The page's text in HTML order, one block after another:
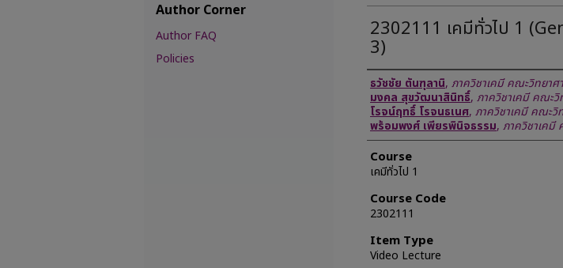
2302111 เคมีทั่วไป 1
3)
Lecturer
ธวัชชัย ตันฑุลานิ, ภาควิชาเคมี คณะวิทยาศ
มงคล สุขวัฒนาสินิทธิ์, ภาควิชาเคมี คณะวิ
โรจน์ฤทธิ์ โรจนธเนศ, ภาควิชาเคมี คณะวิ
พร้อมพงศ์ เพียรพินิจธรรม, ภาควิชาเคมี
Course
เคมีทั่วไป 1
Course Code
2302111
Item Type
Video Lecture
Author Corner
Author FAQ
Policies